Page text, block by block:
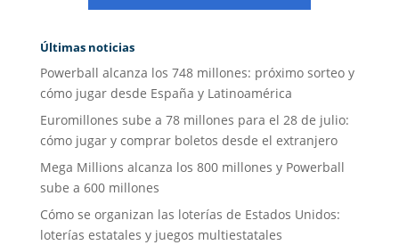
Últimas noticias
Powerball alcanza los 748 millones: próximo sorteo y
cómo jugar desde España y Latinoamérica
Euromillones sube a 78 millones para el 28 de julio:
cómo jugar y comprar boletos desde el extranjero
Mega Millions alcanza los 800 millones y Powerball
sube a 600 millones
Cómo se organizan las loterías de Estados Unidos:
loterías estatales y juegos multiestatales